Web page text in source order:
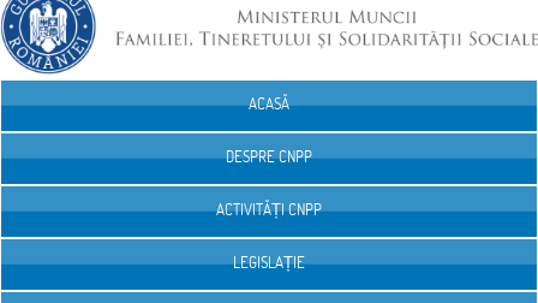
ACASĂ
DESPRE CNPP
ACTIVITĂȚI CNPP
LEGISLAȚIE